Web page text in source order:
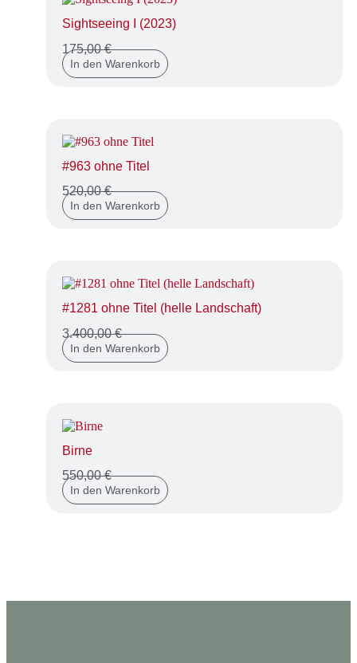
Sightseeing I (2023)
175,00€
In den Warenkorb
#963 ohne Titel
520,00€
In den Warenkorb
#1281 ohne Titel (helle Landschaft)
3.400,00€
In den Warenkorb
Birne
550,00€
In den Warenkorb